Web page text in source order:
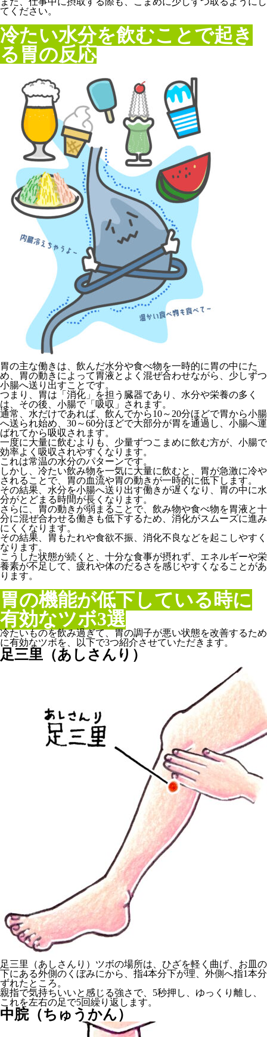
てください。
冷たい水分を飲むことで起き
る胃の反応
胃の主な働きは、飲んだ水分や食べ物を一時的に胃の中にた
め、胃の動きによって胃液とよく混ぜ合わせながら、少しずつ
小腸へ送り出すことです。
つまり、胃は「消化」を担う臓器であり、水分や栄養の多く
は、その後、小腸で「吸収」されます。
通常、水だけであれば、飲んでから10～20分ほどで胃から小腸
へ送られ始め、30～60分ほどで大部分が胃を通過し、小腸へ運
ばれてから吸収されます。
一度に大量に飲むよりも、少量ずつこまめに飲む方が、小腸で
効率よく吸収されやすくなります。
これは常温の水分のパターンです。
しかし、冷たい飲み物を一気に大量に飲むと、胃が急激に冷や
されることで、胃の血流や胃の動きが一時的に低下します。
その結果、水分を小腸へ送り出す働きが遅くなり、胃の中に水
分がとどまる時間が長くなります。
さらに、胃の動きが弱まることで、飲み物や食べ物を胃液と十
分に混ぜ合わせる働きも低下するため、消化がスムーズに進み
にくくなります。
その結果、胃もたれや食欲不振、消化不良などを起こしやすく
なります。
こうした状態が続くと、十分な食事が摂れず、エネルギーや栄
養素が不足して、疲れや体のだるさを感じやすくなることがあ
ります。
胃の機能が低下している時に
有効なツボ3選
冷たいものを飲み過ぎて、胃の調子が悪い状態を改善するため
に有効なツボを、以下で3つ紹介させていただきます。
足三里（あしさんり）
足三里（あしさんり）ツボの場所は、ひざを軽く曲げ、お皿の
下にある外側のくぼみにから、指4本分下が理、外側へ指1本分
ずれたところ。
親指で気持ちいいと感じる強さで、5秒押し、ゆっくり離し、
これを左右の足で5回繰り返します。
中脘（ちゅうかん）